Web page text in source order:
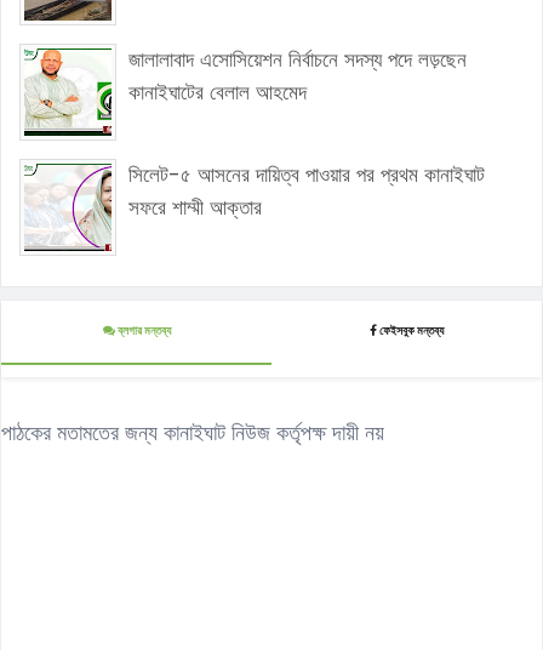
জালালাবাদ এসোসিয়েশন নির্বাচনে সদস্য পদে লড়ছেন
কানাইঘাটের বেলাল আহমেদ
সিলেট-৫ আসনের দায়িত্ব পাওয়ার পর প্রথম কানাইঘাট
সফরে শাম্মী আক্তার
ব্লগার মন্তব্য ফেইসবুক মন্তব্য
পাঠকের মতামতের জন্য কানাইঘাট নিউজ কর্তৃপক্ষ দায়ী নয়